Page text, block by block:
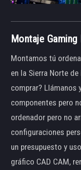
Montaje
Montamos tú
en la Sierra Norte
comprar? Llámanos
componentes pero
ordenador pero no
configuraciones
un presupuesto y
gráfico CAD CAM,